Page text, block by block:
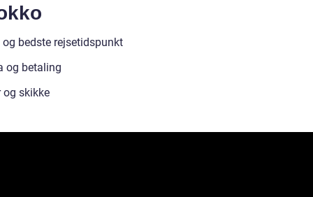
bedste rejsetidspunkt
og betaling
skikke